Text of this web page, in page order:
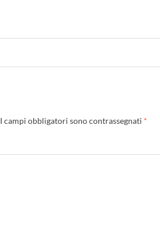
I campi obbligatori sono contrassegnati *